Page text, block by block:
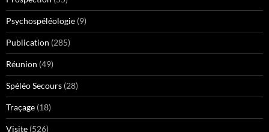
Psychospéléologie (9)
Publication (285)
Réunion (49)
Spéléo Secours (28)
Traçage (18)
Visite (526)